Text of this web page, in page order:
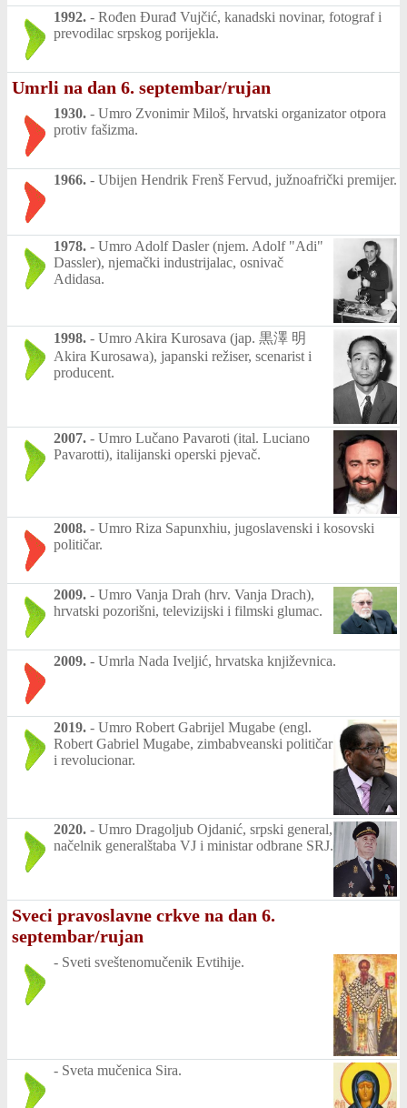
1992. - Rođen Đurađ Vujčić, kanadski novinar, fotograf i
prevodilac srpskog porijekla.
Umrli na dan 6. septembar/rujan
1930. - Umro Zvonimir Miloš, hrvatski organizator otpora
protiv fašizma.
1966. - Ubijen Hendrik Frenš Fervud, južnoafrički premijer.
1978. - Umro Adolf Dasler (njem. Adolf "Adi"
Dassler), njemački industrijalac, osnivač
Adidasa.
1998. - Umro Akira Kurosava (jap. 黒澤 明
Akira Kurosawa), japanski režiser, scenarist i
producent.
2007. - Umro Lučano Pavaroti (ital. Luciano
Pavarotti), italijanski operski pjevač.
2008. - Umro Riza Sapunxhiu, jugoslavenski i kosovski
političar.
2009. - Umro Vanja Drah (hrv. Vanja Drach),
hrvatski pozorišni, televizijski i filmski glumac.
2009. - Umrla Nada Iveljić, hrvatska književnica.
2019. - Umro Robert Gabrijel Mugabe (engl.
Robert Gabriel Mugabe, zimbabveanski političar
i revolucionar.
2020. - Umro Dragoljub Ojdanić, srpski general,
načelnik generalštaba VJ i ministar odbrane SRJ.
Sveci pravoslavne crkve na dan 6.
septembar/rujan
- Sveti sveštenomučenik Evtihije.
- Sveta mučenica Sira.